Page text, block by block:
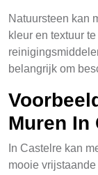
Natuursteen kan
kleur en textuur
belangrijk om
Muren In
In Castelre kan
mooie